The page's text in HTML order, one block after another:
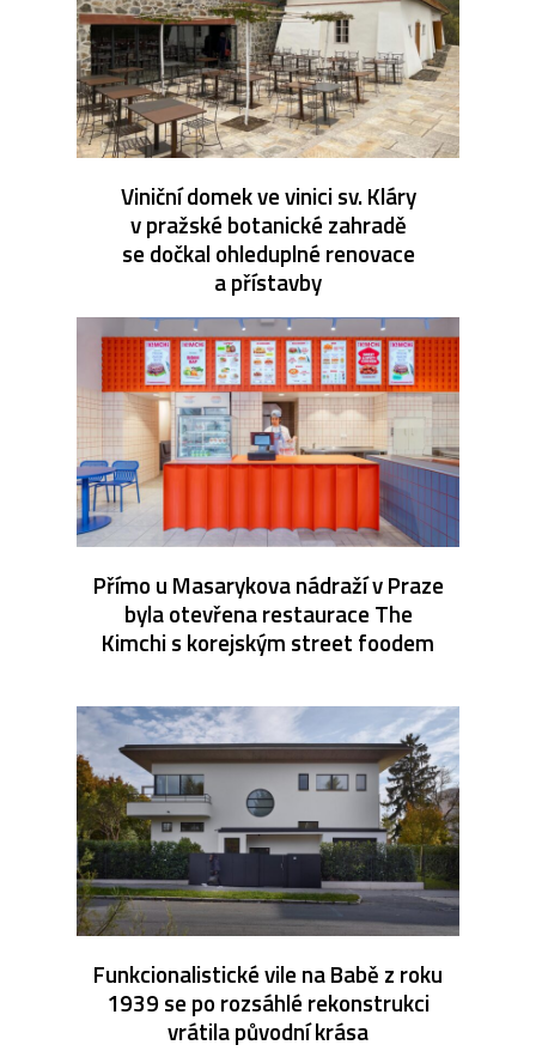
Viniční domek ve vinici sv. Kláry
v pražské botanické zahradě
se dočkal ohleduplné renovace
a přístavby
Přímo u Masarykova nádraží v Praze
byla otevřena restaurace The
Kimchi s korejským street foodem
Funkcionalistické vile na Babě z roku
1939 se po rozsáhlé rekonstrukci
vrátila původní krása